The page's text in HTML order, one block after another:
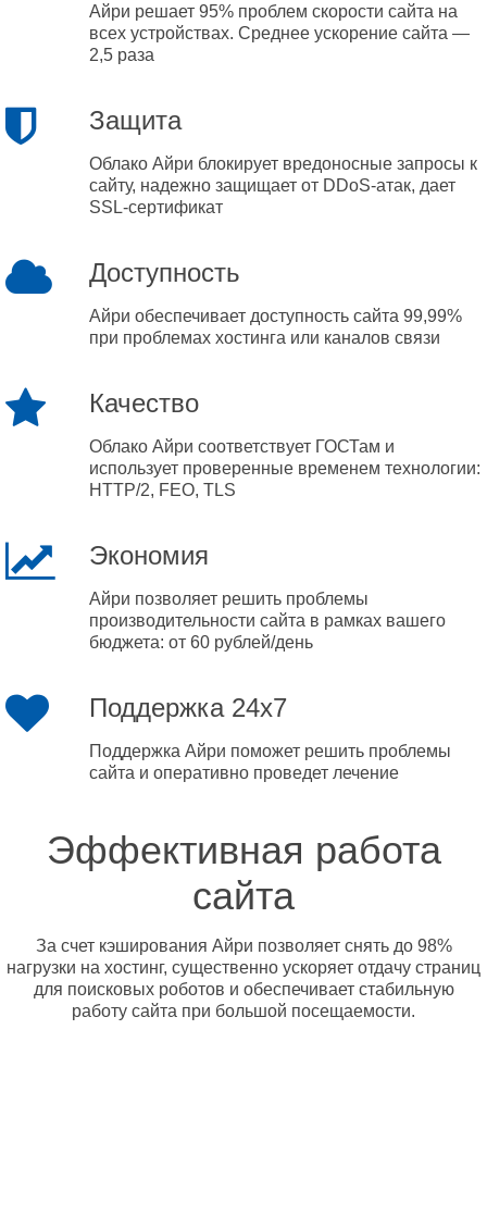
Айри решает 95% проблем скорости сайта на
всех устройствах. Среднее ускорение сайта —
2,5 раза
Защита
Облако Айри блокирует вредоносные запросы к
сайту, надежно защищает от DDoS-атак, дает
SSL-сертификат
Доступность
Айри обеспечивает доступность сайта 99,99%
при проблемах хостинга или каналов связи
Качество
Облако Айри соответствует ГОСТам и
использует проверенные временем технологии:
HTTP/2, FEO, TLS
Экономия
Айри позволяет решить проблемы
производительности сайта в рамках вашего
бюджета: от 60 рублей/день
Поддержка 24x7
Поддержка Айри поможет решить проблемы
сайта и оперативно проведет лечение
Эффективная работа
сайта
За счет кэширования Айри позволяет снять до 98%
нагрузки на хостинг, существенно ускоряет отдачу страниц
для поисковых роботов и обеспечивает стабильную
работу сайта при большой посещаемости.